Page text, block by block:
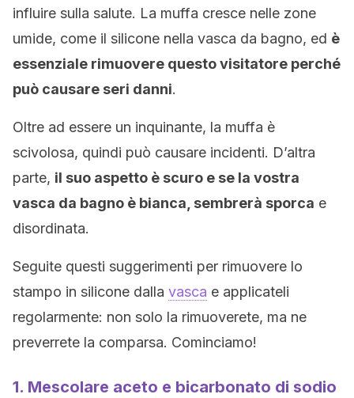
influire sulla salute. La muffa cresce nelle zone
umide, come il silicone nella vasca da bagno, ed è
essenziale rimuovere questo visitatore perché
può causare seri danni.
Oltre ad essere un inquinante, la muffa è
scivolosa, quindi può causare incidenti. D’altra
parte, il suo aspetto è scuro e se la vostra
vasca da bagno è bianca, sembrerà sporca e
disordinata.
Seguite questi suggerimenti per rimuovere lo
stampo in silicone dalla vasca e applicateli
regolarmente: non solo la rimuoverete, ma ne
preverrete la comparsa. Cominciamo!
1. Mescolare aceto e bicarbonato di sodio